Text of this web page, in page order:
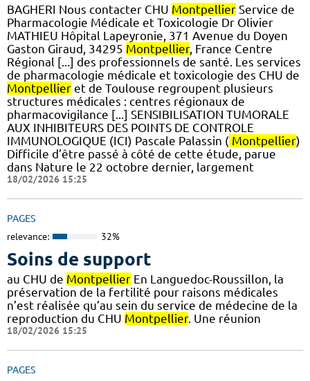
BAGHERI Nous contacter CHU Montpellier Service de
Pharmacologie Médicale et Toxicologie Dr Olivier
MATHIEU Hôpital Lapeyronie, 371 Avenue du Doyen
Gaston Giraud, 34295 Montpellier, France Centre
Régional [...] des professionnels de santé. Les services
de pharmacologie médicale et toxicologie des CHU de
Montpellier et de Toulouse regroupent plusieurs
structures médicales : centres régionaux de
pharmacovigilance [...] SENSIBILISATION TUMORALE
AUX INHIBITEURS DES POINTS DE CONTROLE
IMMUNOLOGIQUE (ICI) Pascale Palassin ( Montpellier)
Difficile d’être passé à côté de cette étude, parue
dans Nature le 22 octobre dernier, largement
18/02/2026 15:25
PAGES
relevance: 32%
Soins de support
au CHU de Montpellier En Languedoc-Roussillon, la
préservation de la fertilité pour raisons médicales
n’est réalisée qu’au sein du service de médecine de la
reproduction du CHU Montpellier. Une réunion
18/02/2026 15:25
PAGES